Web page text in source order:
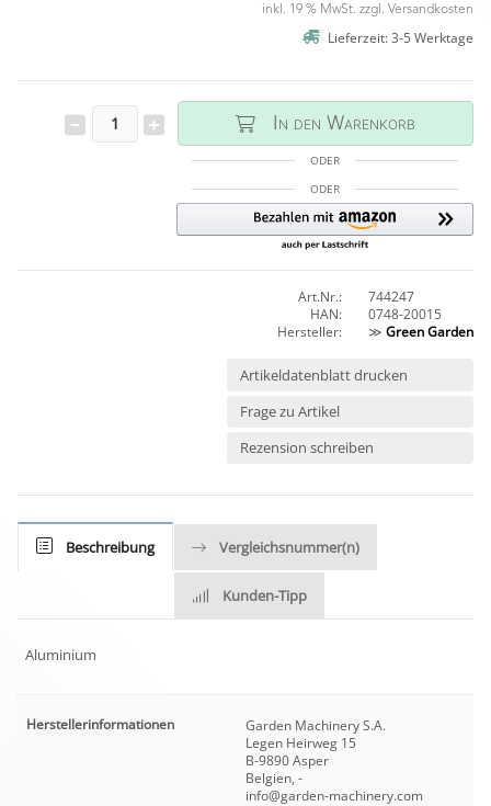
inkl. 19 % MwSt. zzgl. Versandkosten
Lieferzeit: 3-5 Werktage
In den Warenkorb
ODER
ODER
Art.Nr.:
744247
HAN:
0748-20015
Hersteller:
≫ Green Garden
Artikeldatenblatt drucken
Frage zu Artikel
Rezension schreiben
Beschreibung Vergleichsnummer(n)
Kunden-Tipp
Aluminium
Herstellerinformationen
Garden Machinery S.A.
Legen Heirweg 15
B-9890 Asper
Belgien, -
info@garden-machinery.com